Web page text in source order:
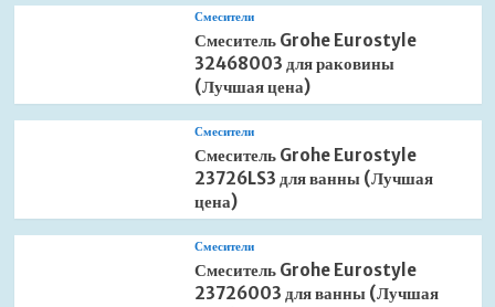
Смесители
Смеситель Grohe Eurostyle
32468003 для раковины
(Лучшая цена)
Смесители
Смеситель Grohe Eurostyle
23726LS3 для ванны (Лучшая
цена)
Смесители
Смеситель Grohe Eurostyle
23726003 для ванны (Лучшая